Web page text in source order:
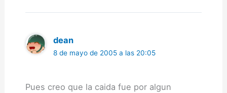
dean
8 de mayo de 2005 a las 20:05
Pues creo que la caida fue por algun